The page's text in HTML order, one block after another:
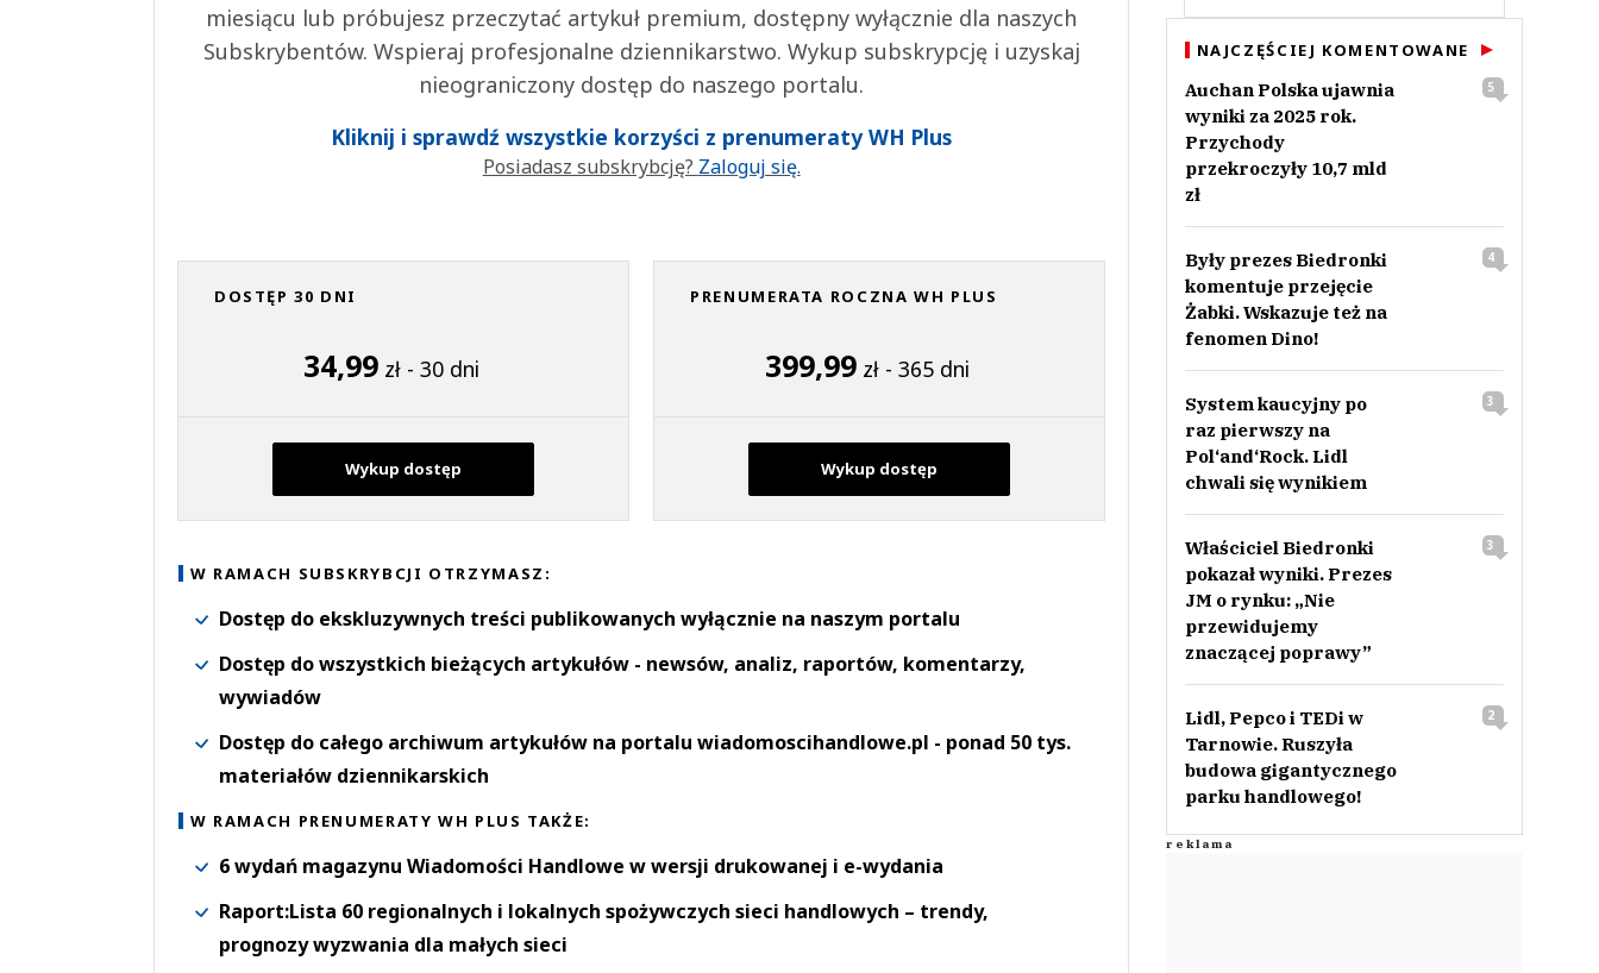
miesiącu lub próbujesz przeczytać artykuł premium, dostępny wyłącznie dla naszych
Subskrybentów. Wspieraj profesjonalne dziennikarstwo. Wykup subskrypcję i uzyskaj
nieograniczony dostęp do naszego portalu.
Kliknij i sprawdź wszystkie korzyści z prenumeraty WH Plus
Posiadasz subskrybcję? Zaloguj się.
DOSTĘP 30 DNI
34,99 zł - 30 dni
Wykup dostęp
PRENUMERATA ROCZNA WH PLUS
399,99 zł - 365 dni
Wykup dostęp
W RAMACH SUBSKRYBCJI OTRZYMASZ:
Dostęp do ekskluzywnych treści publikowanych wyłącznie na naszym portalu
Dostęp do wszystkich bieżących artykułów - newsów, analiz, raportów, komentarzy,
wywiadów
Dostęp do całego archiwum artykułów na portalu wiadomoscihandlowe.pl - ponad 50 tys.
materiałów dziennikarskich
W RAMACH PRENUMERATY WH PLUS TAKŻE:
6 wydań magazynu Wiadomości Handlowe w wersji drukowanej i e-wydania
Raport:Lista 60 regionalnych i lokalnych spożywczych sieci handlowych – trendy,
prognozy wyzwania dla małych sieci
NAJCZĘŚCIEJ KOMENTOWANE
Auchan Polska ujawnia
wyniki za 2025 rok.
Przychody
przekroczyły 10,7 mld
zł
5
Były prezes Biedronki
komentuje przejęcie
Żabki. Wskazuje też na
fenomen Dino!
4
System kaucyjny po
raz pierwszy na
Pol‘and‘Rock. Lidl
chwali się wynikiem
3
Właściciel Biedronki
pokazał wyniki. Prezes
JM o rynku: „Nie
przewidujemy
znaczącej poprawy”
3
Lidl, Pepco i TEDi w
Tarnowie. Ruszyła
budowa gigantycznego
parku handlowego!
2